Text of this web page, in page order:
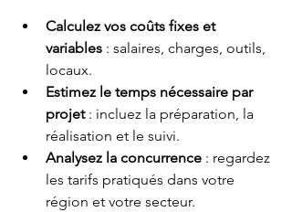
Calculez vos coûts fixes et
variables : salaires, charges, outils,
locaux.
Estimez le temps nécessaire par
projet : incluez la préparation, la
réalisation et le suivi.
Analysez la concurrence : regardez
les tarifs pratiqués dans votre
région et votre secteur.